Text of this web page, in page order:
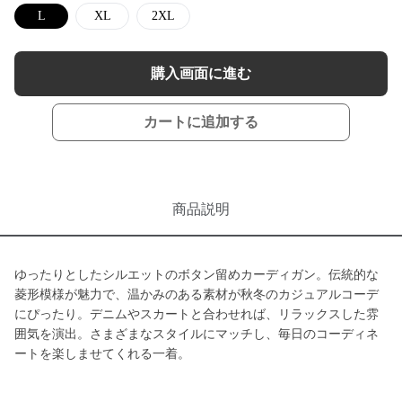
L XL 2XL
購入画面に進む
カートに追加する
商品説明
ゆったりとしたシルエットのボタン留めカーディガン。伝統的な
菱形模様が魅力で、温かみのある素材が秋冬のカジュアルコーデ
にぴったり。デニムやスカートと合わせれば、リラックスした雰
囲気を演出。さまざまなスタイルにマッチし、毎日のコーディネ
ートを楽しませてくれる一着。